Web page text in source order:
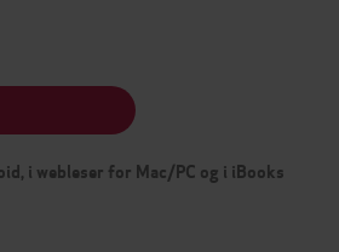
i webleser for Mac/PC og i iBooks